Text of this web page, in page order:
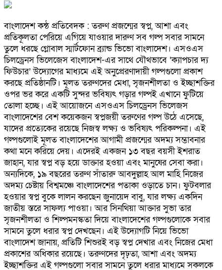
বাংলাদেশ কন্ঠ প্রতিবেদক : তরুণ প্রজন্মের স্বপ্ন, আশা এবং
প্রতিকূলতা পেরিয়ে এগিয়ে যাওয়ার দারুণ সব গল্প সবার সামনে
তুলে ধরছে গ্লোবাল স্মার্টফোন ব্র্যান্ড ভিভো বাংলাদেশ। এসওএস
চিলড্রেনস ভিলেজেস বাংলাদেশ-এর সাথে যৌথভাবে ‘ক্যাপচার দ্য
ফিউচার’ উদ্যোগের মাধ্যমে এই অনুপ্রেরণাদায়ী গল্পগুলো প্রকাশ
করছে প্রতিষ্ঠানটি। মূলত তরুণদের মেধা, সৃজনশীলতা ও ইচ্ছাশক্তির
ওপর ভর করে একটি সুন্দর ভবিষ্যৎ গড়ার গল্পই এখানে ফুটিয়ে
তোলা হচ্ছে। এই আয়োজনে এসওএস চিলড্রেনস ভিলেজস
বাংলাদেশের বেশ কয়েকজন স্বপ্নজয়ী তরুণের গল্প উঠে এসেছে,
যাদের প্রত্যেকের রয়েছে নিজস্ব লক্ষ্য ও ভবিষ্যৎ পরিকল্পনা। এই
গল্পগুলোই মূলত বাংলাদেশের আগামী প্রজন্মের অদম্য সম্ভাবনার
কথা মনে করিয়ে দেয়। এদেরই একজন ১৩ বছর বয়সী ইশরাত
জাহান, যার স্বপ্ন বড় হয়ে ডাক্তার হওয়া এবং মানুষের সেবা করা।
অন্যদিকে, ১৯ বছরের তরুণ সাঁতারু আবদুল্লাহ আল মাহি নিজের
অদম্য চেষ্টায় বিশ্বমঞ্চে বাংলাদেশের পতাকা ওড়াতে চান। ফুটবলার
হওয়ার স্বপ্ন বুকে লালন করছেন জুনায়েদ বাবু, যার লক্ষ্য একদিন
জাতীয় স্তরে সাফল্য পাওয়া। আর সিনথিয়া আক্তার সুভা তার
সৃজনশীলতা ও শিল্পমনস্কতা দিয়ে বাংলাদেশের গল্পগুলোকে সবার
সামনে তুলে ধরার স্বপ্ন দেখছেন। এই উদ্যোগটি নিয়ে ভিভো
বাংলাদেশ জানায়, প্রতিটি শিশুরই বড় স্বপ্ন দেখার এবং নিজের মেধা
প্রকাশের অধিকার রয়েছে। তরুণদের দৃঢ়তা, আশা এবং অদম্য
ইচ্ছাশক্তির এই গল্পগুলো সবার সামনে তুলে ধরার মাধ্যমে সকলকে